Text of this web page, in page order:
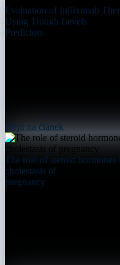
Evaluation of Infliximab
Using Trough Levels
Predictors
přejít na článek
The role of steroid
cholestasis of
pregnancy